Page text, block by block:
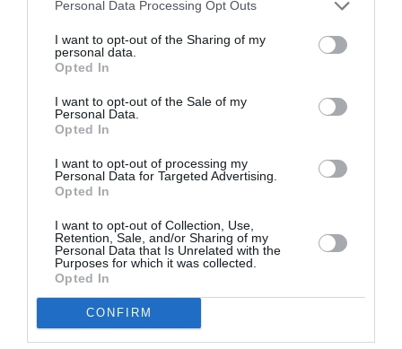
Personal Data Processing Opt Outs
I want to opt-out of the Sharing of my
personal data.
Opted In
I want to opt-out of the Sale of my
Personal Data.
Opted In
I want to opt-out of processing my
Personal Data for Targeted Advertising.
Opted In
I want to opt-out of Collection, Use,
Retention, Sale, and/or Sharing of my
Personal Data that Is Unrelated with the
Purposes for which it was collected.
Opted In
CONFIRM
Tags
ΔΗΜΗΤΡΗΣ ΜΗΤΡΟΠΑΝΟΣ
ΕΝΤΕΧΝΟ - ΛΑΪΚΟ - ΠΑΡΑΔΟΣΙΑΚΗ
Newsletter
Κάθε βδομάδα στο e-mail σας τα τελευταία νέα για
την Τέχνη και τον Πολιτισμό!